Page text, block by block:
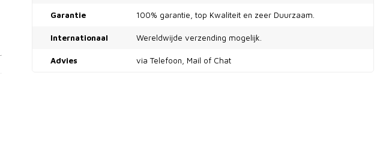
Garantie 100% garantie, top Kwaliteit en zeer Duurzaam.
Internationaal Wereldwijde verzending mogelijk.
Advies via Telefoon, Mail of Chat